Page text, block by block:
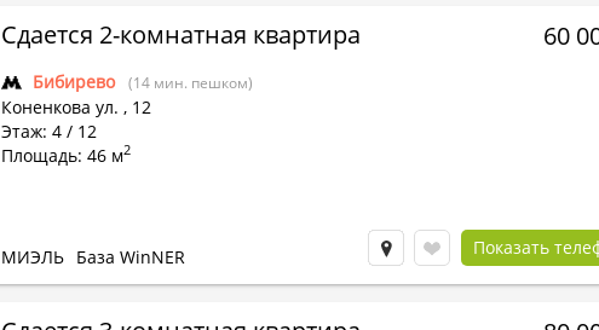
Сдается 2-комнатная квартира
Бибирево (14 мин. пешком)
Коненкова ул. , 12
Этаж: 4 / 12
Площадь: 46 м2
60
МИЭЛЬ База WinNER Показать